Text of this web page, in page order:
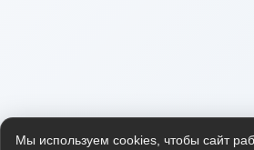
Мы используем cookies, чтобы сайт